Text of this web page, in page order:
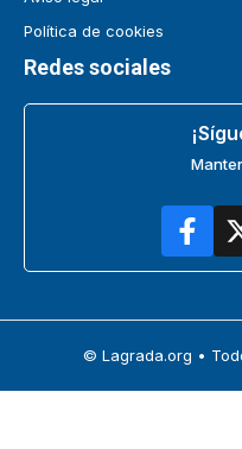
Política de cookies
Redes sociales
© Lagrada.org •